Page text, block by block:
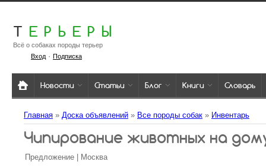
Т ЕРЬЕРЫ
Всё о собаках породы терьер
Вход· Подписка
Новости Статьи Блог Книги Словарь
Главная » Доска объявлений » Все породы собак » Инвентарь
Чипирование животных на
Предложение | Москва